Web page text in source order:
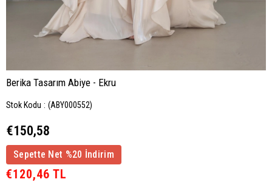
Berika Tasarım Abiye - Ekru
Stok Kodu (ABY000552)
€150,58
Sepette Net %20 İndirim
€120,46 TL